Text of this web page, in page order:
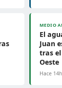
MEDIO
El
Juan
tras
Oeste
Hace 14h